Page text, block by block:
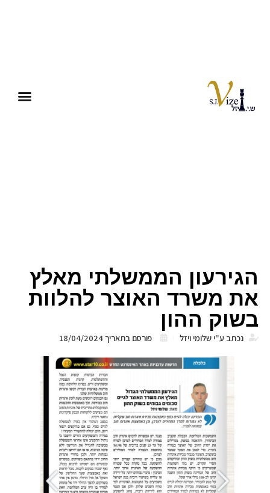
הגירעון הממשלתי מאלץ
את משרד האוצר להלוות
בשוק ההון
נכתב ע"ישלומי ויזל פורסם בתאריך 18/04/2024